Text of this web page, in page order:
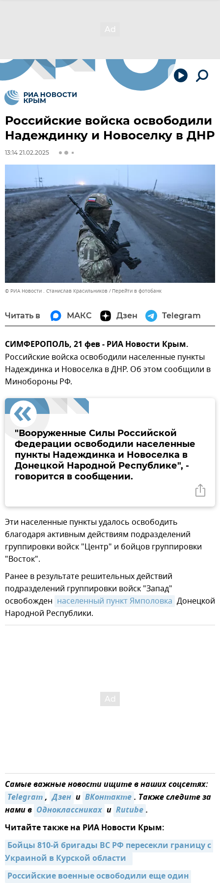
Российские войска освободили
Надеждинку и Новоселку в ДНР
13:14 21.02.2025
© РИА Новости . Станислав Красильников Перейти в фотобанк
Читать в МАКС Дзен Telegram
СИМФЕРОПОЛЬ, 21 фев - РИА Новости Крым.
Российские войска освободили населенные пункты
Надеждинка и Новоселка в ДНР. Об этом сообщили в
Минобороны РФ.
"Вооруженные Силы Российской
Федерации освободили населенные
пункты Надеждинка и Новоселка в
Донецкой Народной Республике", -
говорится в сообщении.
Эти населенные пункты удалось освободить
благодаря активным действиям подразделений
группировки войск "Центр" и бойцов группировки
"Восток".
Ранее в результате решительных действий
подразделений группировки войск "Запад"
освобожден населенный пункт Ямполовка Донецкой
Народной Республики.
Самые важные новости ищите в наших соцсетях:
Telegram, Дзен и ВКонтакте. Также следите за
нами в Одноклассниках и Rutube.
Читайте также на РИА Новости Крым:
Бойцы 810-й бригады ВС РФ пересекли границу с
Украиной в Курской области
Российские военные освободили еще один